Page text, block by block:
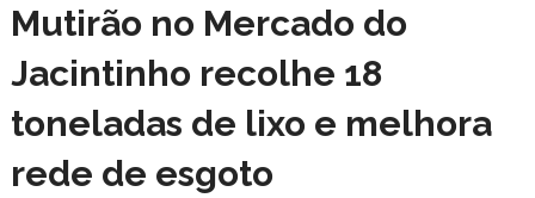
Mutirão no Mercado do
Jacintinho recolhe 18
toneladas de lixo e melhora
rede de esgoto